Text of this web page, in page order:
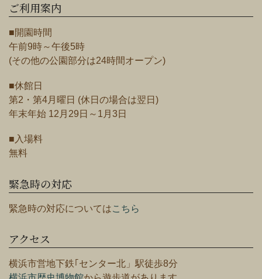
ご利用案内
■開園時間
午前9時～午後5時
(その他の公園部分は24時間オープン)
■休館日
第2・第4月曜日 (休日の場合は翌日)
年末年始 12月29日～1月3日
■入場料
無料
緊急時の対応
緊急時の対応についてはこちら
アクセス
横浜市営地下鉄｢センター北」駅徒歩8分